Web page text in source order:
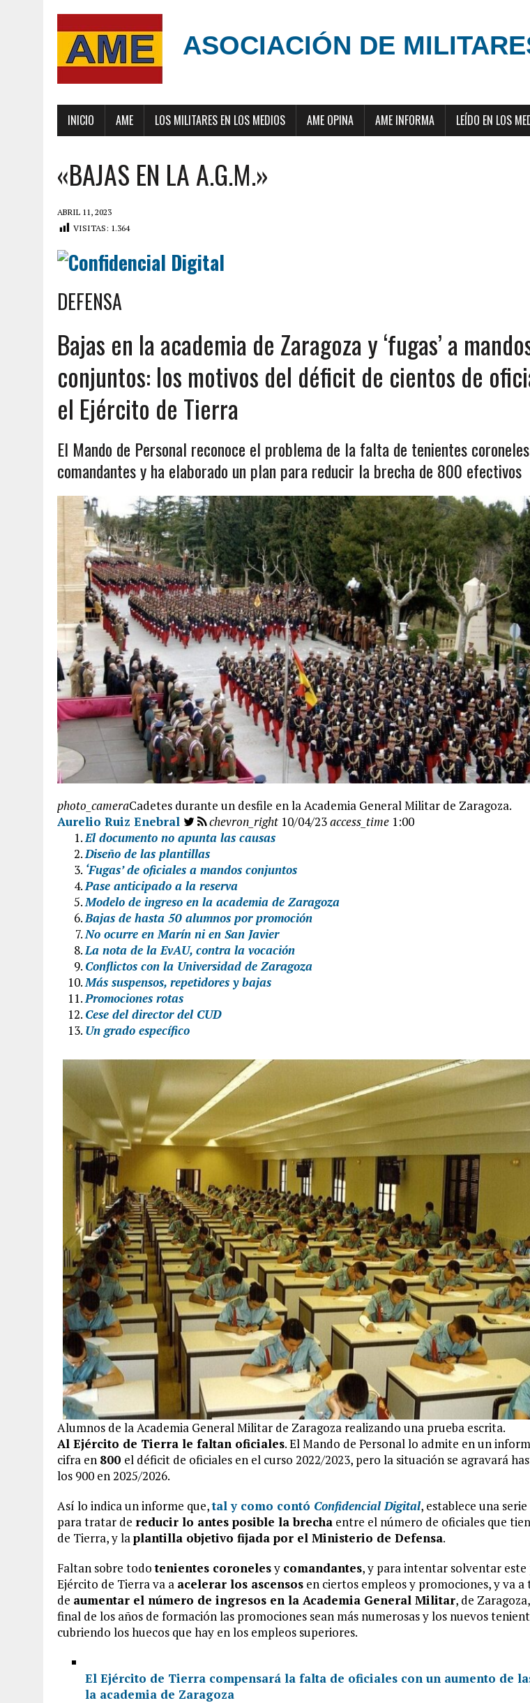
ASOCIACIÓN DE
INICIO AME LOS MILITARES EN LOS MEDIOS AME OPINA AME INFORMA LEÍDO EN LOS
«BAJAS EN LA A.G.M.»
ABRIL 11, 2023
VISITAS: 1.364
DEFENSA
Bajas en la academia de Zaragoza y ‘fugas’ a
conjuntos: los motivos del déficit de cientos de
el Ejército de Tierra
El Mando de Personal reconoce el problema de la falta de tenientes
comandantes y ha elaborado un plan para reducir la brecha de 800 efectivos
photo_cameraCadetes durante un desfile en la Academia General Militar de Zaragoza.
Aurelio Ruiz Enebral
chevron_right 10/04/23access_time 1:00
El documento no apunta las causas
Diseño de las plantillas
‘Fugas’ de oficiales a mandos conjuntos
Pase anticipado a la reserva
Modelo de ingreso en la academia de Zaragoza
Bajas de hasta 50 alumnos por promoción
No ocurre en Marín ni en San Javier
La nota de la EvAU, contra la vocación
Conflictos con la Universidad de Zaragoza
Más suspensos, repetidores y bajas
Promociones rotas
Cese del director del CUD
Un grado específico
Alumnos de la Academia General Militar de Zaragoza realizando una prueba escrita.
Al Ejército de Tierra le faltan oficiales. El Mando de Personal lo admite en un
cifra en 800 el déficit de oficiales en el curso 2022/2023, pero la situación se agravará
los 900 en 2025/2026.
Así lo indica un informe que,tal y como contó Confidencial Digital, establece una
para tratar de reducir lo antes posible la brecha entre el número de oficiales que
de Tierra, y laplantilla objetivo fijada por el Ministerio de Defensa.
Faltan sobre todotenientes coronelesy comandantes, y para intentar solventar
Ejército de Tierra va a acelerar los ascensos en ciertos empleos y promociones, y va
de aumentar el número de ingresos en la Academia General Militar, de
final de los años de formación las promociones sean más numerosas y los nuevos
cubriendo los huecos que hay en los empleos superiores.
El Ejército de Tierra compensará la falta de oficiales con un aumento de
la academia de Zaragoza